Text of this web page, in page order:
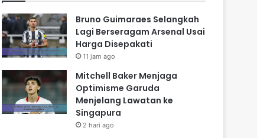
Bruno Guimaraes Selangkah
Lagi Berseragam Arsenal Usai
Harga Disepakati
11 jam ago
Mitchell Baker Menjaga
Optimisme Garuda
Menjelang Lawatan ke
Singapura
2 hari ago